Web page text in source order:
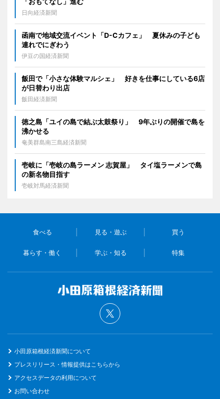
日向経済新聞
函南で地域交流イベント「D-Cカフェ」 夏休みの子ども
連れでにぎわう
伊豆の国経済新聞
飯田で「小さな体験マルシェ」 好きを仕事にしている6店
が日替わり出店
飯田経済新聞
徳之島「ユイの島で結ぶ太鼓祭り」 9年ぶりの開催で島を
沸かせる
奄美群島南三島経済新聞
壱岐に「壱岐の島ラーメン 志賀屋」 タイ塩ラーメンで島
の新名物目指す
壱岐対馬経済新聞
食べる 見る・遊ぶ 買う
暮らす・働く 学ぶ・知る 特集
小田原箱根経済新聞について
プレスリリース・情報提供はこちらから
アクセスデータの利用について
お問い合わせ